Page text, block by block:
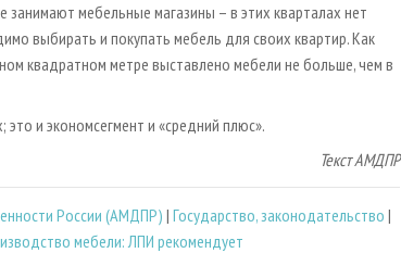
мебельные магазины – в этих кварталах нет
выбирать и покупать мебель для своих квартир. Как
квадратном метре выставлено мебели не больше, чем в
и экономсегмент и «средний плюс».
Текст АМДПР
России (АМДПР) | Государство, законодательство |
мебели: ЛПИ рекомендует